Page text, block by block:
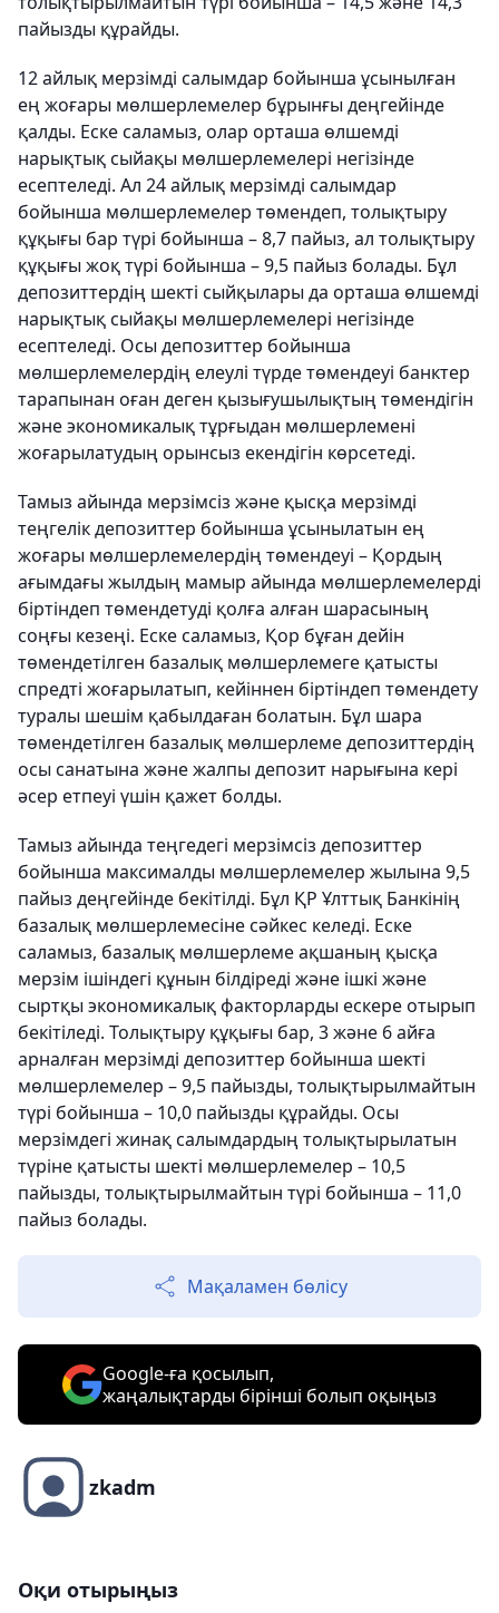
пайызды құрайды.
12 айлық мерзімді салымдар бойынша ұсынылған
ең жоғары мөлшерлемелер бұрынғы деңгейінде
қалды. Еске саламыз, олар орташа өлшемді
нарықтық сыйақы мөлшерлемелері негізінде
есептеледі. Ал 24 айлық мерзімді салымдар
бойынша мөлшерлемелер төмендеп, толықтыру
құқығы бар түрі бойынша – 8,7 пайыз, ал толықтыру
құқығы жоқ түрі бойынша – 9,5 пайыз болады. Бұл
депозиттердің шекті сыйқылары да орташа өлшемді
нарықтық сыйақы мөлшерлемелері негізінде
есептеледі. Осы депозиттер бойынша
мөлшерлемелердің елеулі түрде төмендеуі банктер
тарапынан оған деген қызығушылықтың төмендігін
және экономикалық тұрғыдан мөлшерлемені
жоғарылатудың орынсыз екендігін көрсетеді.
Тамыз айында мерзімсіз және қысқа мерзімді
теңгелік депозиттер бойынша ұсынылатын ең
жоғары мөлшерлемелердің төмендеуі – Қордың
ағымдағы жылдың мамыр айында мөлшерлемелерді
біртіндеп төмендетуді қолға алған шарасының
соңғы кезеңі. Еске саламыз, Қор бұған дейін
төмендетілген базалық мөлшерлемеге қатысты
спредті жоғарылатып, кейіннен біртіндеп төмендету
туралы шешім қабылдаған болатын. Бұл шара
төмендетілген базалық мөлшерлеме депозиттердің
осы санатына және жалпы депозит нарығына кері
әсер етпеуі үшін қажет болды.
Тамыз айында теңгедегі мерзімсіз депозиттер
бойынша максималды мөлшерлемелер жылына 9,5
пайыз деңгейінде бекітілді. Бұл ҚР Ұлттық Банкінің
базалық мөлшерлемесіне сәйкес келеді. Еске
саламыз, базалық мөлшерлеме ақшаның қысқа
мерзім ішіндегі құнын білдіреді және ішкі және
сыртқы экономикалық факторларды ескере отырып
бекітіледі. Толықтыру құқығы бар, 3 және 6 айға
арналған мерзімді депозиттер бойынша шекті
мөлшерлемелер – 9,5 пайызды, толықтырылмайтын
түрі бойынша – 10,0 пайызды құрайды. Осы
мерзімдегі жинақ салымдардың толықтырылатын
түріне қатысты шекті мөлшерлемелер – 10,5
пайызды, толықтырылмайтын түрі бойынша – 11,0
пайыз болады.
Мақаламен бөлісу
Google-ға қосылып,
жаңалықтарды бірінші болып оқыңыз
zkadm
Оқи отырыңыз